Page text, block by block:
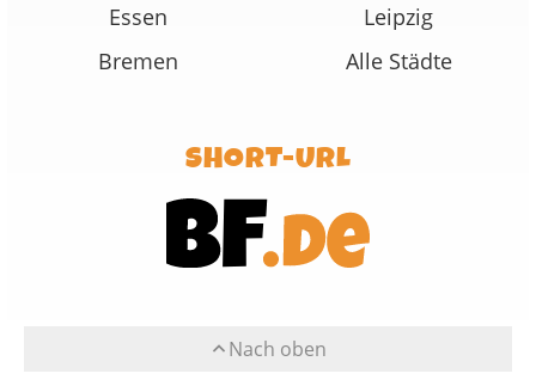
Essen
Leipzig
Bremen
Alle Städte
SHORT-URL
Nach oben